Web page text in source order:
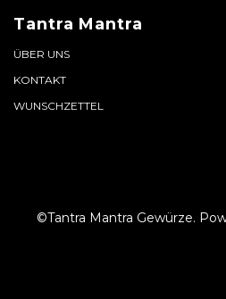
Tantra Mantra
ÜBER UNS
KONTAKT
WUNSCHZETTEL
©Tantra Mantra Gewürze.